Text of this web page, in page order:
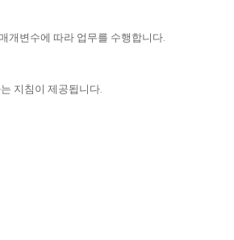
개변수에 따라 업무를 수행합니다.
지침이 제공됩니다.